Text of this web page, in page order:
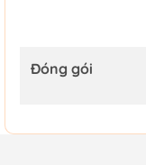
Đóng gói